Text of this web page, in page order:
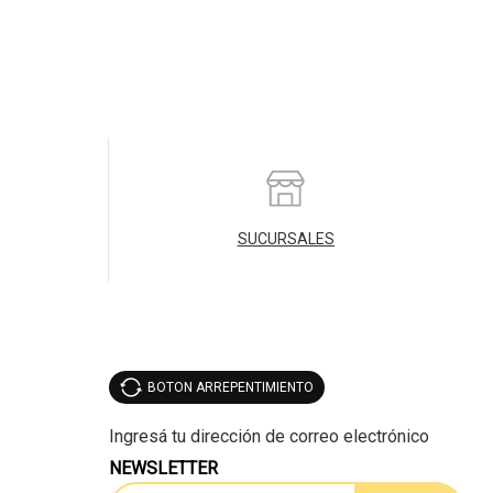
SUCURSALES
BOTON ARREPENTIMIENTO
NEWSLETTER